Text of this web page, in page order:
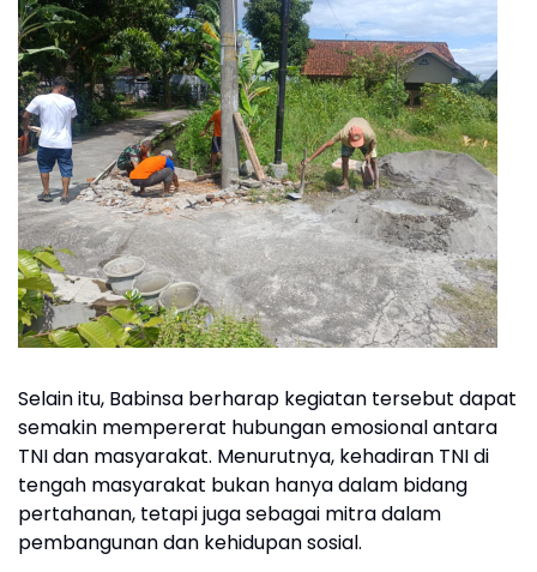
Selain itu, Babinsa berharap kegiatan tersebut dapat
semakin mempererat hubungan emosional antara
TNI dan masyarakat. Menurutnya, kehadiran TNI di
tengah masyarakat bukan hanya dalam bidang
pertahanan, tetapi juga sebagai mitra dalam
pembangunan dan kehidupan sosial.